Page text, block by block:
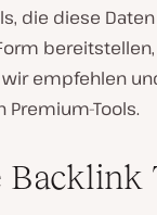
die diese
wir empfehlen
Premium-Tools.
Backlink